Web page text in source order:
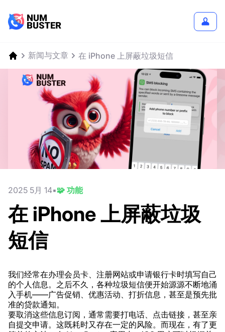
新闻与文章 在 iPhone 上屏蔽垃圾短信
2025 5月 14 🧩 功能
在 iPhone 上屏蔽垃圾
短信
我们经常在办理会员卡、注册网站或申请银行卡时填写自己
的个人信息。之后不久，各种垃圾短信便开始源源不断地涌
入手机——广告促销、优惠活动、打折信息，甚至是预先批
准的贷款通知。
要取消这些信息订阅，通常需要打电话、点击链接，甚至亲
自提交申请。这既耗时又存在一定的风险。而现在，有了更